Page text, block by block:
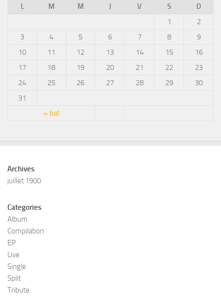
L
M M J V S D
« Juil
1
2
3
4 5 6 7 8
9
10
11 12 13 14 15
16
17
18 19 20 21 22
23
24
25 26 27 28 29
30
31
Archives
juillet 1900
Categories
Album
Compilation
EP
Live
Single
Split
Tribute